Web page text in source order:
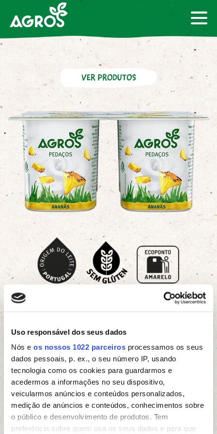
Uso responsável dos seus dados
Nós e os nossos 1022 parceiros processamos os seus
dados pessoais, p. ex., o seu número IP, usando
tecnologia como os cookies para guardarmos e
acedermos a informações no seu dispositivo,
veicularmos anúncios e conteúdos personalizados,
medição de anúncios e conteúdos, conhecimentos sobre
o público e desenvolvimento de produtos. Tem
preferência sobre quem usa os seus dados e para que
Como reciclar:
O copo de iogurte deve ser
colocado no ecoponto amarelo. A cartolina que
ser depositados no ecoponto azul.
IOGURTE
PEDAÇOS ANANÁS 120 G
Uma cremosidade que conquista, com fruta que se
trinca e se saboreia. A natureza no seu melhor da
frescura e sabor! Sem conservantes.